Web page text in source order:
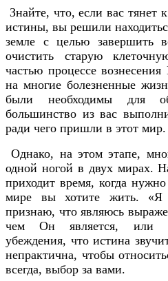
Знайте, что, если вас тянет
истины, вы решили
земле с целью завершить
очистить старую
частью процессе
на многие болезненные
были необходимы для
большинство из вас
ради чего пришли в этот мир.
Однако, на этом этапе,
одной ногой в двух мирах.
приходит время, когда
мире вы хотите жить. «Я
признаю, что являюсь
чем Он является, или
убеждения, что истина
непрактична, чтобы
всегда, выбор за вами.